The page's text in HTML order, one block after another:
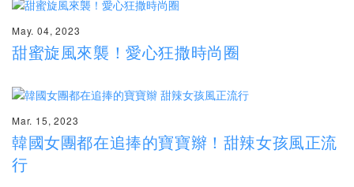
May. 04, 2023
甜蜜旋風來襲！愛心狂撒時尚圈
Mar. 15, 2023
韓國女團都在追捧的寶寶辮！甜辣女孩風正流
行